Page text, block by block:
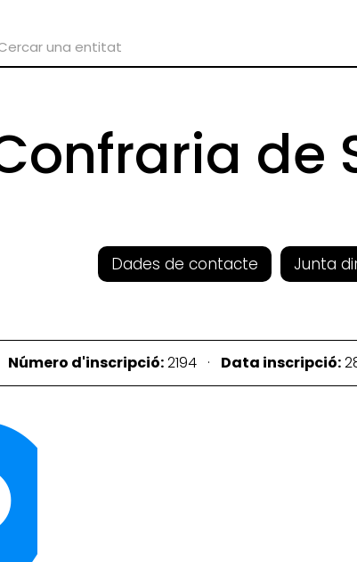
de
Dades de contacte Junta
Número d'inscripció:2194 · Data inscripció: